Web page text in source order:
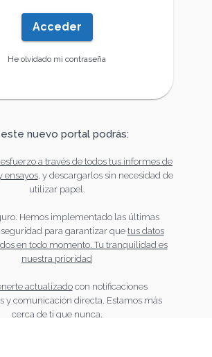
Acceder
He olvidado mi contraseña
este nuevo portal podrás:
a través de todos tus informes de
ensayos, y descargarlos sin necesidad de
utilizar papel.
Hemos implementado las últimas
para garantizar que tus datos
en todo momento. Tu tranquilidad es
nuestra prioridad
actualizadocon notificaciones
y comunicación directa. Estamos más
cerca de ti que nunca.